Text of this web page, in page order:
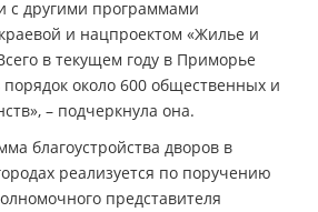
с другими программами
и нацпроектом «Жилье и
в текущем году в Приморье
около 600 общественных и
– подчеркнула она.
благоустройства дворов в
реализуется по поручению
представителя